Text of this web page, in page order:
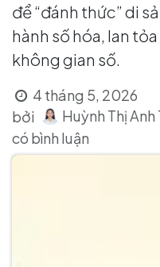
để “đánh thức” di
hành số hóa, lan
không gian số.
4 tháng 5, 2026
bởi
Huỳnh Thị
có bình luận